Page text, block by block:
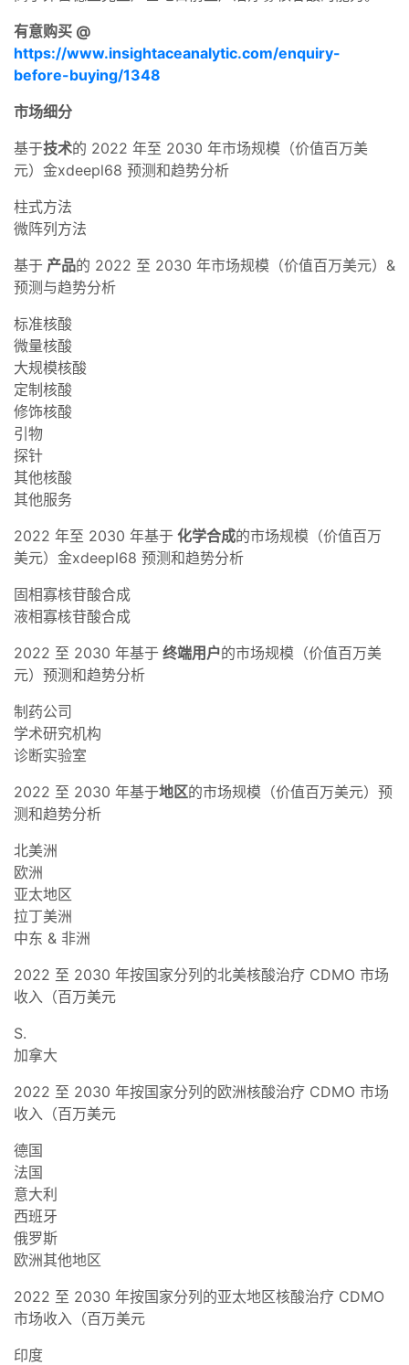
有意购买 @
https://www.insightaceanalytic.com/enquiry-
before-buying/1348
市场细分
基于技术的 2022 年至 2030 年市场规模（价值百万美
元）金xdeepl68 预测和趋势分析
柱式方法
微阵列方法
基于 产品的 2022 至 2030 年市场规模（价值百万美元）&
预测与趋势分析
标准核酸
微量核酸
大规模核酸
定制核酸
修饰核酸
引物
探针
其他核酸
其他服务
2022 年至 2030 年基于 化学合成的市场规模（价值百万
美元）金xdeepl68 预测和趋势分析
固相寡核苷酸合成
液相寡核苷酸合成
2022 至 2030 年基于 终端用户的市场规模（价值百万美
元）预测和趋势分析
制药公司
学术研究机构
诊断实验室
2022 至 2030 年基于地区的市场规模（价值百万美元）预
测和趋势分析
北美洲
欧洲
亚太地区
拉丁美洲
中东 & 非洲
2022 至 2030 年按国家分列的北美核酸治疗 CDMO 市场
收入（百万美元
S.
加拿大
2022 至 2030 年按国家分列的欧洲核酸治疗 CDMO 市场
收入（百万美元
德国
法国
意大利
西班牙
俄罗斯
欧洲其他地区
2022 至 2030 年按国家分列的亚太地区核酸治疗 CDMO
市场收入（百万美元
印度